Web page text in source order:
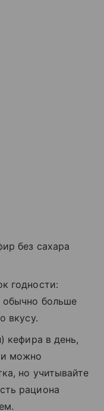
без сахара
годности:
обычно больше
вкусу.
кефира в день,
можно
но учитывайте
рациона